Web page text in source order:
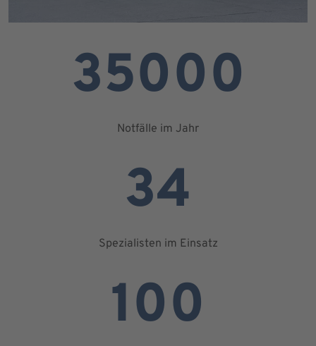
35000
Notfälle im Jahr
34
Spezialisten im Einsatz
100